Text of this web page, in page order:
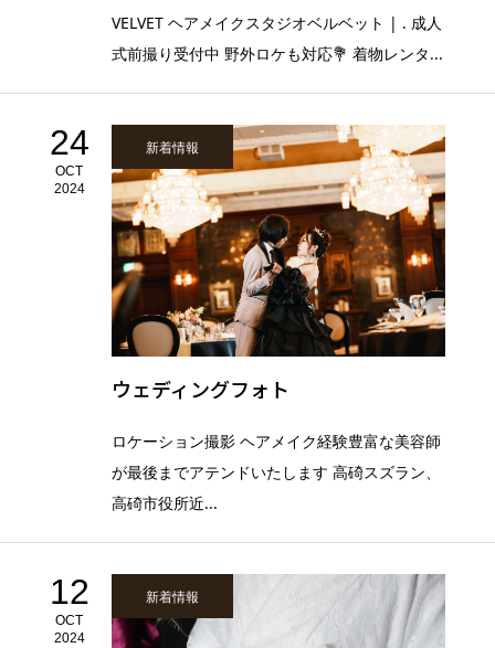
VELVET ヘアメイクスタジオベルベット | . 成人
式前撮り受付中 野外ロケも対応💐 着物レンタ...
24
OCT
2024
新着情報
ウェディングフォト
ロケーション撮影 ヘアメイク経験豊富な美容師
が最後までアテンドいたします 高碕スズラン、
高碕市役所近...
12
OCT
2024
新着情報